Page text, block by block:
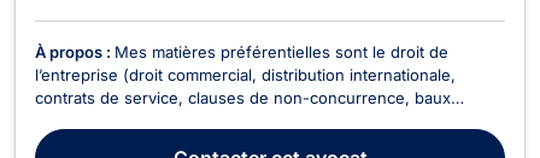
À propos : Mes matières préférentielles sont le droit de
l’entreprise (droit commercial, distribution internationale,
contrats de service, clauses de non-concurrence, baux
commerce, garanties telles que cautionnement et gage sur